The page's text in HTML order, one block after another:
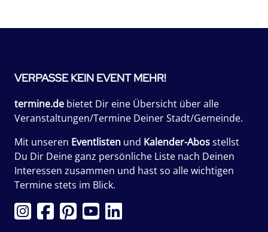
VERPASSE KEIN EVENT MEHR!
termine.de bietet Dir eine Übersicht über alle
Veranstaltungen/Termine Deiner Stadt/Gemeinde.
Mit unseren Eventlisten und Kalender-Abosstellst
Du Dir Deine ganz persönliche Liste nach Deinen
Interessen zusammen und hast so alle wichtigen
Termine stets im Blick.